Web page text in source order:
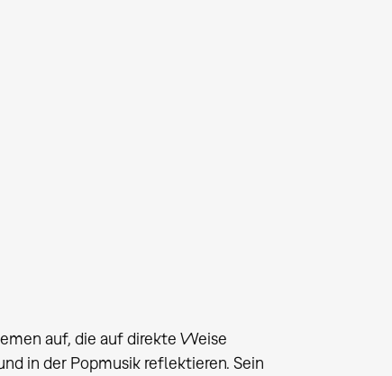
auf, die auf direkte Weise
in der Popmusik reflektieren. Sein